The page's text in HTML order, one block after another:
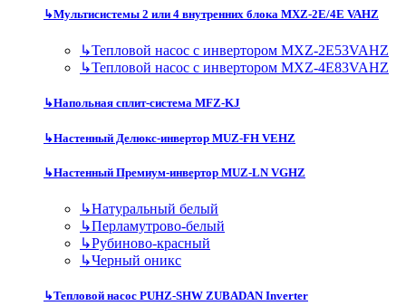
↳Мультисистемы 2 или 4 внутренних блока MXZ-2E/4E VAHZ
↳Тепловой насос с инвертором MXZ-2E53VAHZ
↳Тепловой насос с инвертором MXZ-4E83VAHZ
↳Напольная сплит-система MFZ-KJ
↳Настенный Делюкс-инвертор MUZ-FH VEHZ
↳Настенный Премиум-инвертор MUZ-LN VGHZ
↳Натуральный белый
↳Перламутрово-белый
↳Рубиново-красный
↳Черный оникс
↳Тепловой насос PUHZ-SHW ZUBADAN Inverter